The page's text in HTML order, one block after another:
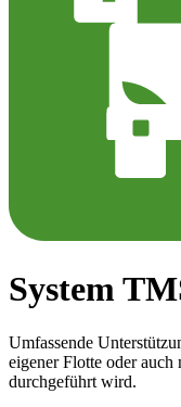
System
Umfassende
eigener Flotte oder
durchgeführt wird.